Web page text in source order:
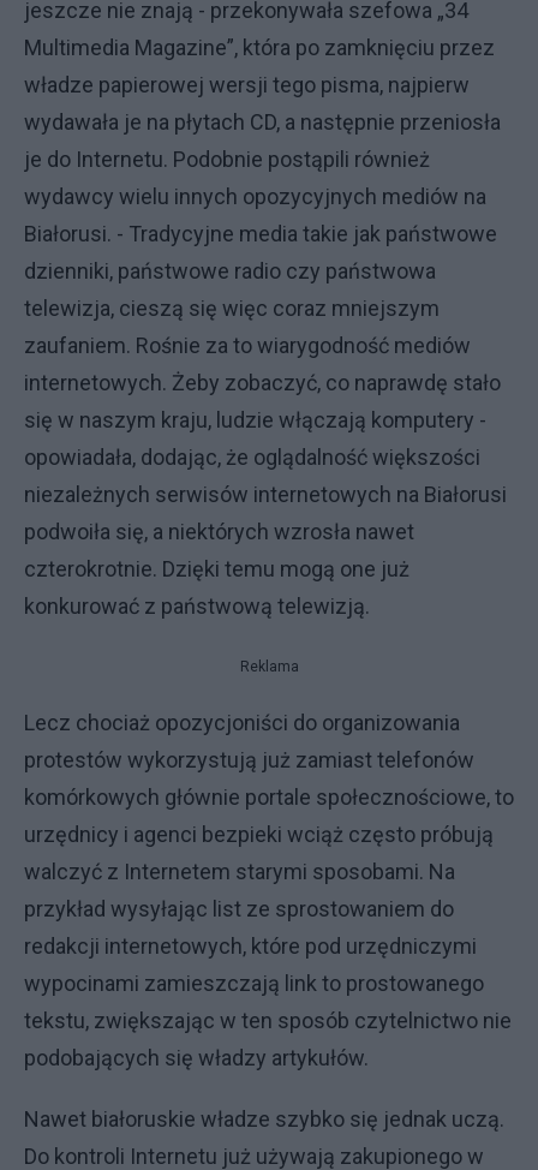
jeszcze nie znają - przekonywała szefowa „34
Multimedia Magazine”, która po zamknięciu przez
władze papierowej wersji tego pisma, najpierw
wydawała je na płytach CD, a następnie przeniosła
je do Internetu. Podobnie postąpili również
wydawcy wielu innych opozycyjnych mediów na
Białorusi. - Tradycyjne media takie jak państwowe
dzienniki, państwowe radio czy państwowa
telewizja, cieszą się więc coraz mniejszym
zaufaniem. Rośnie za to wiarygodność mediów
internetowych. Żeby zobaczyć, co naprawdę stało
się w naszym kraju, ludzie włączają komputery -
opowiadała, dodając, że oglądalność większości
niezależnych serwisów internetowych na Białorusi
podwoiła się, a niektórych wzrosła nawet
czterokrotnie. Dzięki temu mogą one już
konkurować z państwową telewizją.
Reklama
Lecz chociaż opozycjoniści do organizowania
protestów wykorzystują już zamiast telefonów
komórkowych głównie portale społecznościowe, to
urzędnicy i agenci bezpieki wciąż często próbują
walczyć z Internetem starymi sposobami. Na
przykład wysyłając list ze sprostowaniem do
redakcji internetowych, które pod urzędniczymi
wypocinami zamieszczają link to prostowanego
tekstu, zwiększając w ten sposób czytelnictwo nie
podobających się władzy artykułów.
Nawet białoruskie władze szybko się jednak uczą.
Do kontroli Internetu już używają zakupionego w